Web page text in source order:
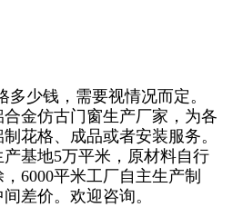
多少钱，需要视情况而定。
金仿古门窗生产厂家，为各
花格、成品或者安装服务。
基地5万平米，原材料自行
6000平米工厂自主生产制
差价。欢迎咨询。